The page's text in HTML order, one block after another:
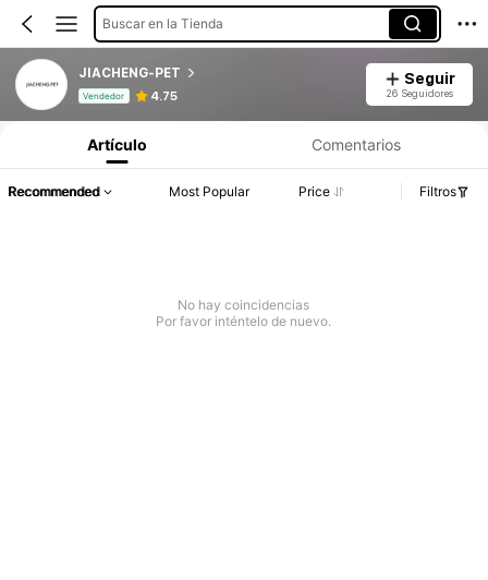
Buscar en la Tienda
JIACHENG-PET
Vendedor 4.75
Seguir
26 Seguidores
Artículo Comentarios
Recommended Most Popular Price Filtros
No hay coincidencias
Por favor inténtelo de nuevo.